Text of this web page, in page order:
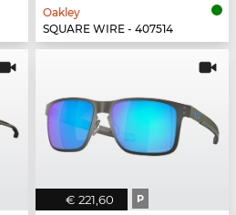
Oakley
SQUARE WIRE - 407514
€ 221,60 P